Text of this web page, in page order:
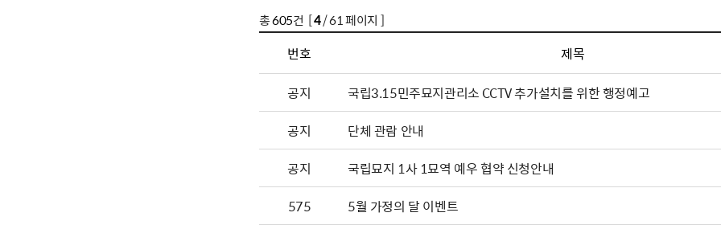
총605건 [4/ 61 페이지 ]
번호 제목
공지
국립3.15민주묘지관리소 CCTV 추가설치를 위한 행정예고
공지
단체 관람 안내
공지
국립묘지 1사 1묘역 예우 협약 신청안내
575
5월 가정의 달 이벤트